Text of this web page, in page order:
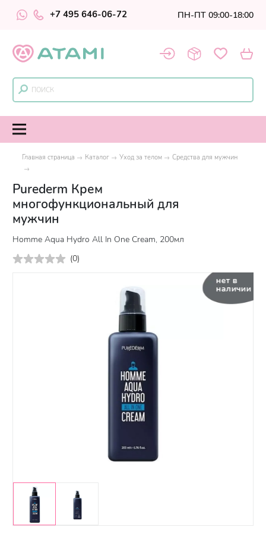
+7 495 646-06-72 ПН-ПТ 09:00-18:00
Главная страница Каталог Уход за телом Средства для мужчин
Purederm Крем
многофункциональный для
мужчин
Homme Aqua Hydro All In One Cream, 200мл
(0)
нет в
наличии